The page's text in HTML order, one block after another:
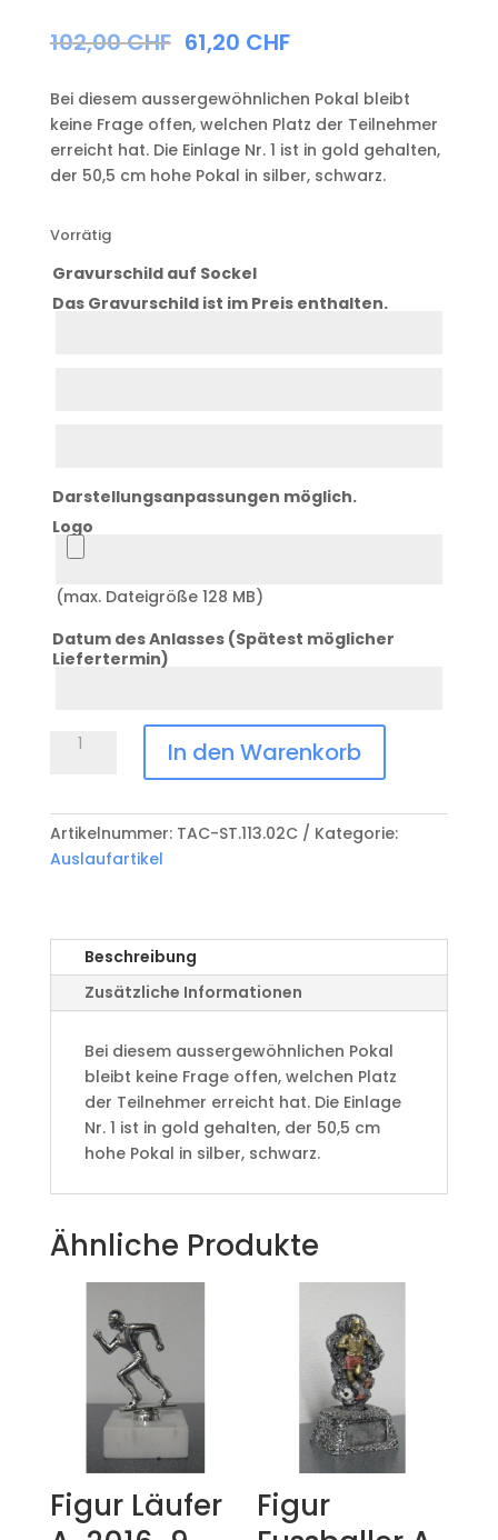
102,00CHF 61,20 CHF
Bei diesem aussergewöhnlichen Pokal bleibt
keine Frage offen, welchen Platz der Teilnehmer
erreicht hat. Die Einlage Nr. 1 ist in gold gehalten,
der 50,5 cm hohe Pokal in silber, schwarz.
Vorrätig
Gravurschild auf Sockel
Das Gravurschild ist im Preis enthalten.
Darstellungsanpassungen möglich.
Logo
Logo
(max. Dateigröße 128 MB)
Datum des Anlasses (Spätest möglicher
Liefertermin)
Grosspokal
In den Warenkorb
Artikelnummer: TAC-ST.113.02C
Kategorie:
Auslaufartikel
Beschreibung
Zusätzliche Informationen
Bei diesem aussergewöhnlichen Pokal
bleibt keine Frage offen, welchen Platz
der Teilnehmer erreicht hat. Die Einlage
Nr. 1 ist in gold gehalten, der 50,5 cm
hohe Pokal in silber, schwarz.
Ähnliche Produkte
Figur Läufer
Figur